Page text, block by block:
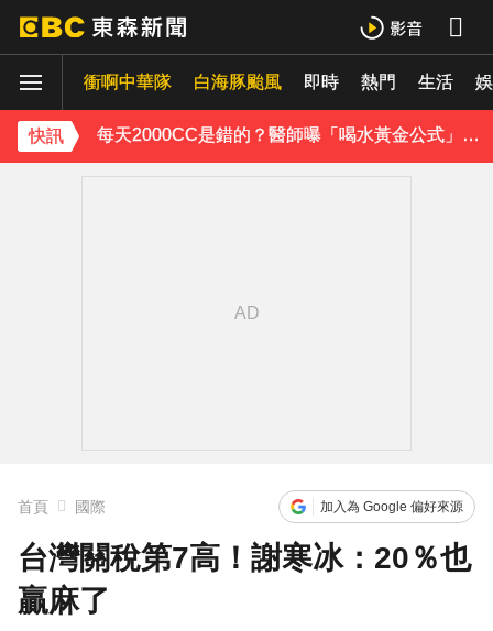
衝啊中華隊 白海豚颱風 即時 熱門 生活
快訊
獨家／台中大馬路分隔島 驚見3隻黃牛悠哉吃草
每天2000CC是錯的？醫師曝「喝水黃金公式」猛灌恐水中毒
下載東森App，隨時掌握天下大小事！
賴總統參與漢光「萬鈞計畫」！ 搭「雲豹」前進衡指所
首頁 國際 加入為 Google 偏好來源
台灣關稅第7高！謝寒冰：20％也
贏麻了